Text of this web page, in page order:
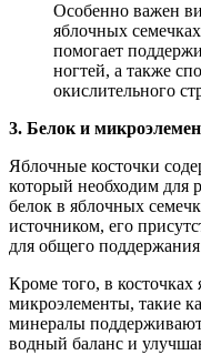
Особенно важен
яблочных
помогает
ногтей, а также
окислительного
3. Белок и
Яблочные косточки
который необходим для
белок в яблочных
источником, его
для общего
Кроме того, в
микроэлементы, такие
минералы поддерживают
водный баланс и